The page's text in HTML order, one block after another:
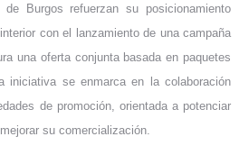
Burgos refuerzan su posicionamiento
con el lanzamiento de una campaña
una oferta conjunta basada en paquetes
iniciativa se enmarca en la colaboración
de promoción, orientada a potenciar
su comercialización.